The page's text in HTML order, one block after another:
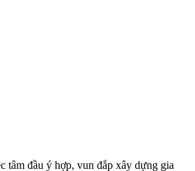
tâm đầu ý hợp, vun đắp xây dựng gia